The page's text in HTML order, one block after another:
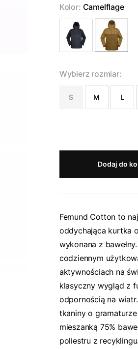
Kolor: Camelflage
Wybierz rozmiar:
S M L
Dodaj do
Femund Cotton to
oddychająca kurtka
wykonana z
codziennym
aktywnościach na
klasyczny wygląd z
odpornością na
tkaniny o
mieszanką 75%
poliestru z